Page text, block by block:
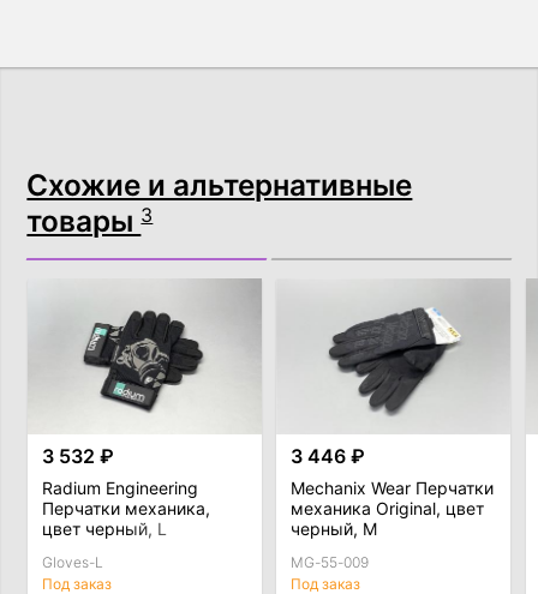
Схожие и альтернативные
товары3
3 532 ₽
Radium Engineering
Перчатки механика,
цвет черный, L
Gloves-L
Под заказ
3 446 ₽
Mechanix Wear Перчатки
механика Original, цвет
черный, M
MG-55-009
Под заказ